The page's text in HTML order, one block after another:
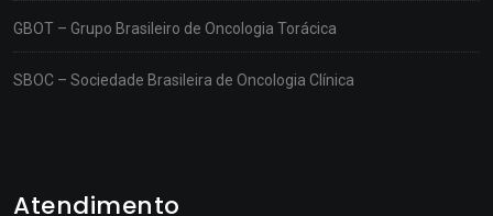
GBOT – Grupo Brasileiro de Oncologia Torácica
SBOC – Sociedade Brasileira de Oncologia Clínica
Atendimento